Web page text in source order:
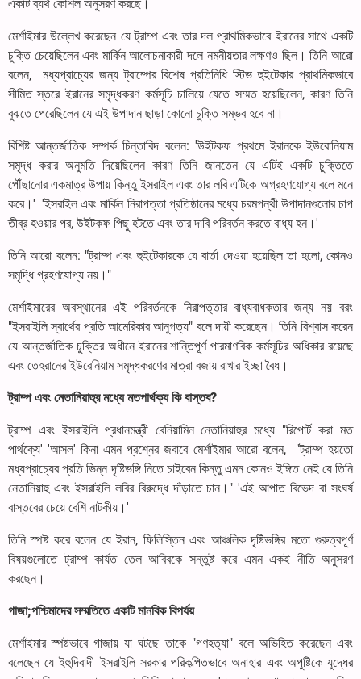
একটি ব্যর্থ কৌশল অনুসরণ করছে।
মের্শাইমার উল্লেখ করেছেন যে ট্রাম্প এবং তার দল প্রাথমিকভাবে ইরানের সাথে একটি
চুক্তি চেয়েছিলেন এবং মার্কিন আলোচনাকারী দলে নমনীয়তার লক্ষণও ছিল। তিনি আরো
বলেন, মধ্যপ্রাচ্যের জন্য ট্রাম্পের বিশেষ প্রতিনিধি স্টিভ হুইটেকার প্রাথমিকভাবে
সীমিত স্তরে ইরানের সমৃদ্ধকরণ কর্মসূচি চালিয়ে যেতে সম্মত হয়েছিলেন, কারণ তিনি
বুঝতে পেরেছিলেন যে এই উপাদান ছাড়া কোনো চুক্তি সম্ভব হবে না।
বিশিষ্ট আন্তর্জাতিক সম্পর্ক চিন্তাবিদ বলেন: 'উইটকফ প্রথমে ইরানকে ইউরোনিয়াম
সমৃদ্ধ করার অনুমতি দিয়েছিলেন কারণ তিনি জানতেন যে এটিই একটি চুক্তিতে
পৌঁছানোর একমাত্র উপায় কিন্তু ইসরাইল এবং তার লবি এটিকে অগ্রহণযোগ্য বলে মনে
করে।' 'ইসরাইল এবং মার্কিন নিরাপত্তা প্রতিষ্ঠানের মধ্যে চরমপন্থী উপাদানগুলোর চাপ
তীব্র হওয়ার পর, উইটকফ পিছু হটতে এবং তার দাবি পরিবর্তন করতে বাধ্য হন।'
তিনি আরো বলেন: "ট্রাম্প এবং হুইটেকারকে যে বার্তা দেওয়া হয়েছিল তা হলো, কোনও
সমৃদ্ধি গ্রহণযোগ্য নয়।"
মের্শাইমারের অবস্থানের এই পরিবর্তনকে নিরাপত্তার বাধ্যবাধকতার জন্য নয় বরং
"ইসরাইলি স্বার্থের প্রতি আমেরিকার আনুগত্য" বলে দায়ী করেছেন। তিনি বিশ্বাস করেন
যে আন্তর্জাতিক চুক্তির অধীনে ইরানের শান্তিপূর্ণ পারমাণবিক কর্মসূচির অধিকার রয়েছে
এবং তেহরানের ইউরেনিয়াম সমৃদ্ধকরণের মাত্রা বজায় রাখার ইচ্ছা বৈধ।
ট্রাম্প এবং নেতানিয়াহুর মধ্যে মতপার্থক্য কি বাস্তব?
ট্রাম্প এবং ইসরাইলি প্রধানমন্ত্রী বেনিয়ামিন নেতানিয়াহুর মধ্যে "রিপোর্ট করা মত
পার্থক্যে' 'আসল' কিনা এমন প্রশ্নের জবাবে মের্শাইমার আরো বলেন, "ট্রাম্প হয়তো
মধ্যপ্রাচ্যের প্রতি ভিন্ন দৃষ্টিভঙ্গি নিতে চাইবেন কিন্তু এমন কোনও ইঙ্গিত নেই যে তিনি
নেতানিয়াহু এবং ইসরাইলি লবির বিরুদ্ধে দাঁড়াতে চান।" 'এই আপাত বিভেদ বা সংঘর্ষ
বাস্তবের চেয়ে বেশি নাটকীয়।'
তিনি স্পষ্ট করে বলেন যে ইরান, ফিলিস্তিন এবং আঞ্চলিক দৃষ্টিভঙ্গির মতো গুরুত্বপূর্ণ
বিষয়গুলোতে ট্রাম্প কার্যত তেল আবিবকে সন্তুষ্ট করে এমন একই নীতি অনুসরণ
করছেন।
গাজা;পশ্চিমাদের সম্মতিতে একটি মানবিক বিপর্যয়
মের্শাইমার স্পষ্টভাবে গাজায় যা ঘটছে তাকে "গণহত্যা" বলে অভিহিত করেছেন এবং
বলেছেন যে ইহুদিবাদী ইসরাইলি সরকার পরিকল্পিতভাবে অনাহার এবং অপুষ্টিকে যুদ্ধের